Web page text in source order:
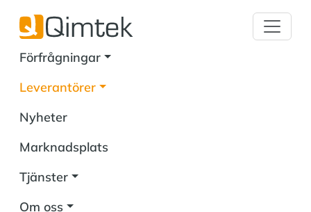
Förfrågningar
Leverantörer
Nyheter
Marknadsplats
Tjänster
Om oss